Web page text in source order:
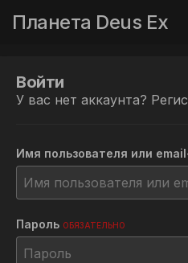
Планета Deus Ex
Войти
У вас нет аккаунта?
Имя пользователя или
Пароль ОБЯЗАТЕЛЬНО